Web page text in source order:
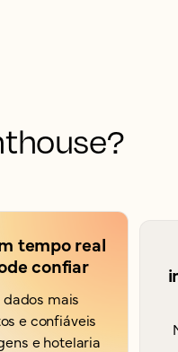
tempo real
confiar
mais
e confiáveis
e hotelaria